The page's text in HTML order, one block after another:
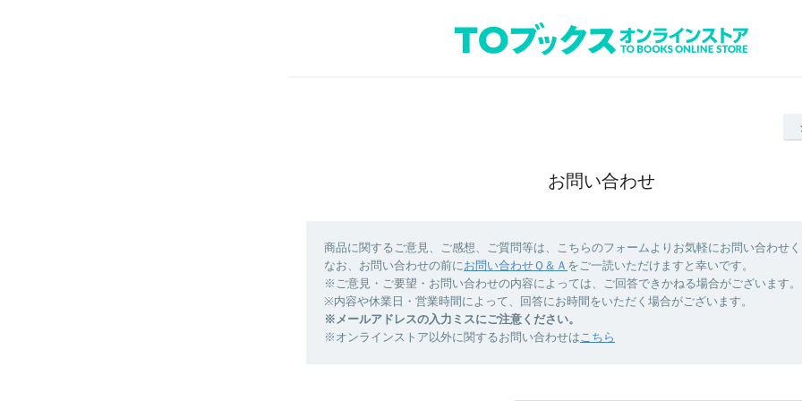
お問い合わせ
商品に関するご意見、ご感想、ご質問等は、こちらのフォームよりお気軽にお問い合わせく
なお、お問い合わせの前にお問い合わせＱ＆Ａ をご一読いただけますと幸いです。
※ご意見・ご要望・お問い合わせの内容によっては、ご回答できかねる場合がございます。
※内容や休業日・営業時間によって、回答にお時間をいただく場合がございます。
※メールアドレスの入力ミスにご注意ください。
※オンラインストア以外に関するお問い合わせはこちら